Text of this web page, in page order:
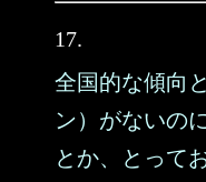
17.
全国的な傾向
ン）がないの
とか、とって